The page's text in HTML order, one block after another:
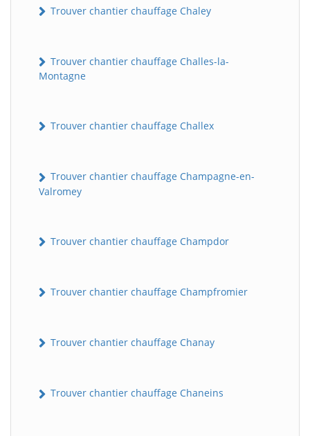
Trouver chantier chauffage Chaley
Trouver chantier chauffage Challes-la-
Montagne
Trouver chantier chauffage Challex
Trouver chantier chauffage Champagne-en-
Valromey
Trouver chantier chauffage Champdor
Trouver chantier chauffage Champfromier
Trouver chantier chauffage Chanay
Trouver chantier chauffage Chaneins